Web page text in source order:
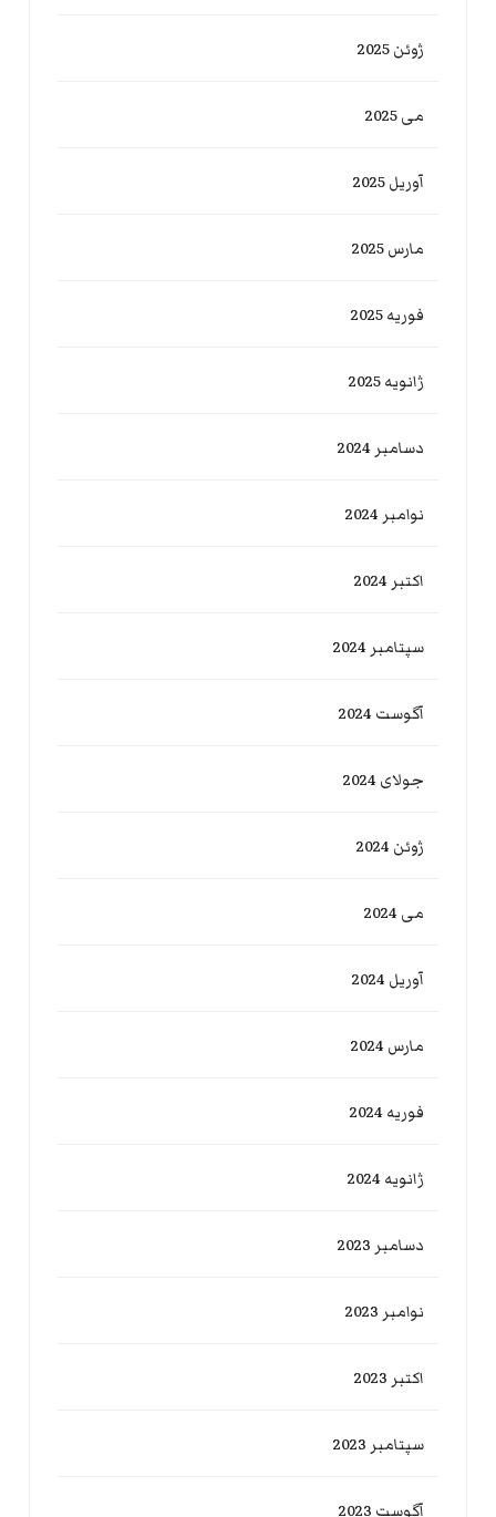
ژوئن 2025
می 2025
آوریل 2025
مارس 2025
فوریه 2025
ژانویه 2025
دسامبر 2024
نوامبر 2024
اکتبر 2024
سپتامبر 2024
آگوست 2024
جولای 2024
ژوئن 2024
می 2024
آوریل 2024
مارس 2024
فوریه 2024
ژانویه 2024
دسامبر 2023
نوامبر 2023
اکتبر 2023
سپتامبر 2023
آگوست 2023